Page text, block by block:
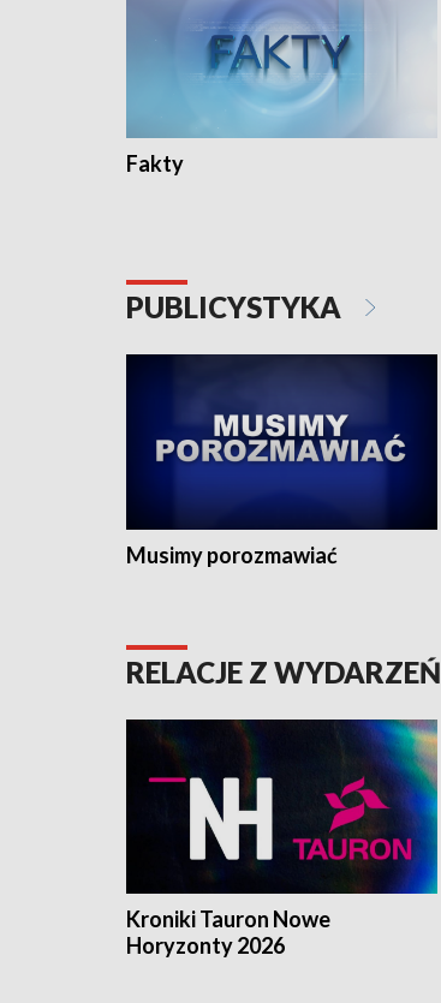
Fakty
PUBLICYSTYKA
Musimy porozmawiać
RELACJE Z WYDARZEŃ
Kroniki Tauron Nowe
Horyzonty 2026